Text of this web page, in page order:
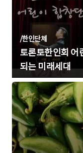
/한인단체
토론토한인회
되는 미래세대